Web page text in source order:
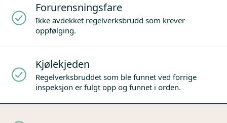
Forurensningsfare
Ikke avdekket regelverksbrudd som krever
oppfølging.
Kjølekjeden
Regelverksbruddet som ble funnet ved forrige
inspeksjon er fulgt opp og funnet i orden.